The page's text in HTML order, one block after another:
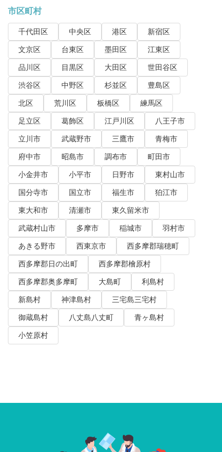
市区町村
千代田区 中央区 港区
新宿区
文京区
台東区 墨田区
江東区
品川区
目黒区 大田区
世田谷区
渋谷区
中野区 杉並区
豊島区
北区
荒川区 板橋区
練馬区
足立区
葛飾区 江戸川区
八王子市
立川市
武蔵野市 三鷹市
青梅市
府中市
昭島市 調布市
町田市
小金井市
小平市 日野市
東村山市
国分寺市
国立市 福生市
狛江市
東大和市
清瀬市
東久留米市
武蔵村山市
多摩市 稲城市
羽村市
あきる野市
西東京市
西多摩郡瑞穂町
西多摩郡日の出町
西多摩郡檜原村
西多摩郡奥多摩町
大島町
利島村
新島村
神津島村
三宅島三宅村
御蔵島村
八丈島八丈町
青ヶ島村
小笠原村